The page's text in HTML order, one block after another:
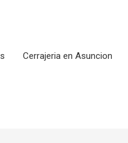
Cerrajeria en Asuncion